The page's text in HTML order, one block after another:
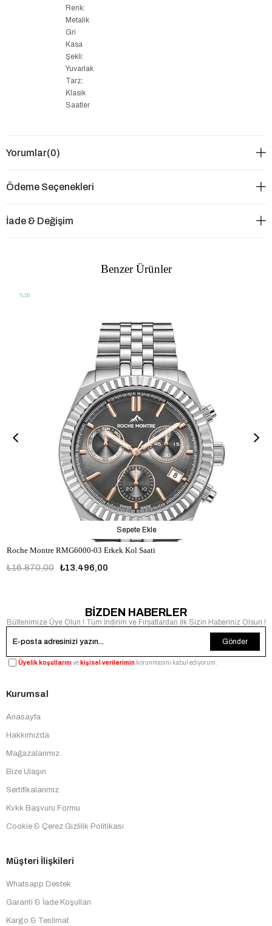
Renk:
Metalik
Gri
Kasa
Şekli:
Yuvarlak
Tarz:
Klasik
Saatler
Yorumlar(0)
Ödeme Seçenekleri
İade & Değişim
Benzer Ürünler
Roche Montre RMG6000-03 Erkek Kol Saati
₺13.496,00
₺16.870,00
Sepete Ekle
%20
BİZDEN HABERLER
Bültenimize Üye Olun ! Tüm İndirim ve Fırsatlardan İlk Sizin Haberiniz Olsun !
Gönder
Üyelik koşullarınıve kişisel verilerimin korunmasını kabul ediyorum.
Kurumsal
Anasayfa
Hakkımızda
Mağazalarımız
Bize Ulaşın
Sertifikalarımız
Kvkk Başvuru Formu
Cookie & Çerez Gizlilik Politikası
Müşteri İlişkileri
Whatsapp Destek
Garanti & İade Koşulları
Kargo & Teslimat